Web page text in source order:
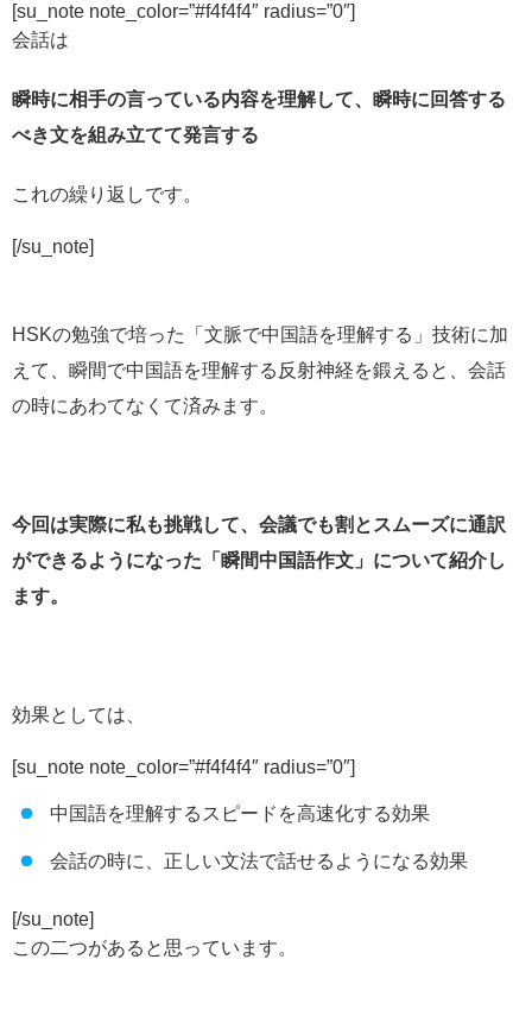
[su_note note_color=”#f4f4f4″ radius=”0″]
会話は
瞬時に相手の言っている内容を理解して、瞬時に回答する
べき文を組み立てて発言する
これの繰り返しです。
[/su_note]
HSKの勉強で培った「文脈で中国語を理解する」技術に加
えて、瞬間で中国語を理解する反射神経を鍛えると、会話
の時にあわてなくて済みます。
今回は実際に私も挑戦して、会議でも割とスムーズに通訳
ができるようになった「瞬間中国語作文」について紹介し
ます。
効果としては、
[su_note note_color=”#f4f4f4″ radius=”0″]
中国語を理解するスピードを高速化する効果
会話の時に、正しい文法で話せるようになる効果
[/su_note]
この二つがあると思っています。